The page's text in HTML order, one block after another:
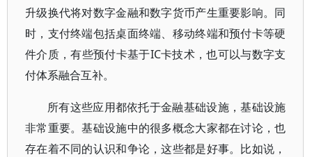
升级换代将对数字金融和数字货币产生重要影响。同
时，支付终端包括桌面终端、移动终端和预付卡等硬
件介质，有些预付卡基于IC卡技术，也可以与数字支
付体系融合互补。
所有这些应用都依托于金融基础设施，基础设施
非常重要。基础设施中的很多概念大家都在讨论，也
存在着不同的认识和争论，这些都是好事。比如说，